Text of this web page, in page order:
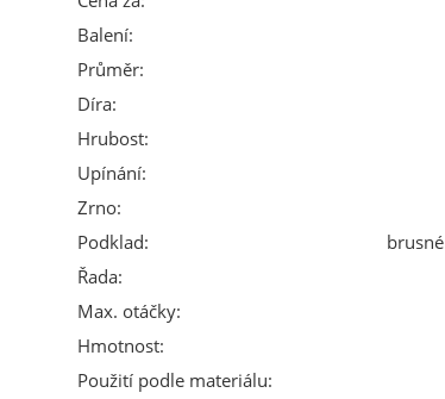
Balení:
Průměr:
Díra:
Hrubost:
Upínání:
Zrno:
Podklad:
Řada:
Max. otáčky:
Hmotnost:
Použití podle materiálu: